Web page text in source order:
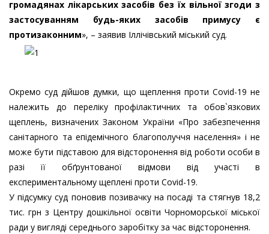
громадянах лікарських засобів без їх вільної згоди з
застосуванням будь-яких засобів примусу є
протизаконним», – заявив Іллічівський міський суд.
Окремо суд дійшов думки, що щеплення проти Covid-19 не
належить до переліку профілактичних та обов`язкових
щеплень, визначених Законом України «Про забезпечення
санітарного та епідемічного благополуччя населення» і не
може бути підставою для відсторонення від роботи особи в
разі її обґрунтованої відмови від участі в
експериментальному щеплені проти Covid-19.
У підсумку суд поновив позивачку на посаді та стягнув 18,2
тис. грн з Центру дошкільної освіти Чорноморської міської
ради у вигляді середнього заробітку за час відсторонення.